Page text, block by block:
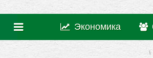
Экономика